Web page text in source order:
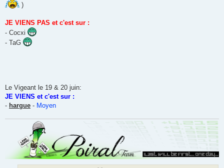
)
JE VIENS PAS et c'est sur :
- Cocxi
- TaG
Le Vigeant le 19 & 20 juin:
JE VIENS et c'est sur :
- hargue - Moyen